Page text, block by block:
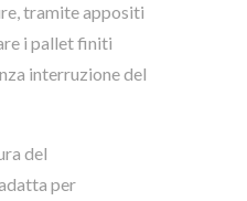
tramite appositi
i pallet finiti
interruzione del
del
per